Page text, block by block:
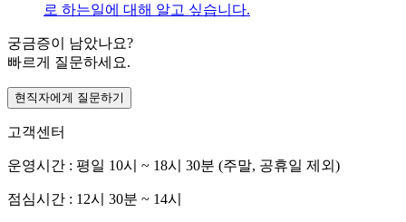
로 하는일에 대해 알고 싶습니다.
궁금증이 남았나요?
빠르게 질문하세요.
현직자에게 질문하기
고객센터
운영시간 : 평일 10시 ~ 18시 30분 (주말, 공휴일 제외)
점심시간 : 12시 30분 ~ 14시